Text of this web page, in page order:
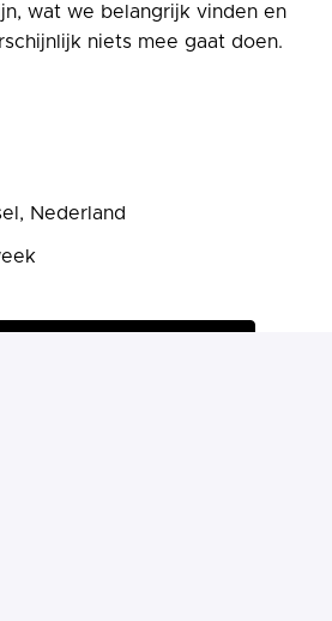
wat we belangrijk vinden en
niets mee gaat doen.
, Nederland